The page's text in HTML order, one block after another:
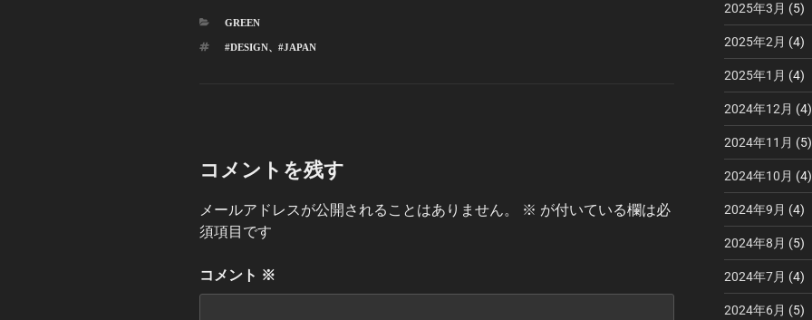
カ
ゴ
GREEN
タ
#DESIGN、 #JAPAN
コメントを残す
メールアドレスが公開されることはありません。 ※ が付いている欄は必
須項目です
コメント ※
2025年3月 (5)
2025年2月 (4)
2025年1月 (4)
2024年12月 (4)
2024年11月 (5)
2024年10月 (4)
2024年9月 (4)
2024年8月 (5)
2024年7月 (4)
2024年6月 (5)